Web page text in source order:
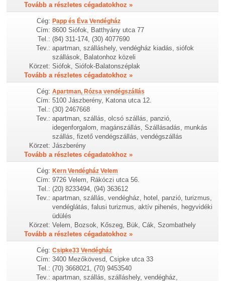
Tovább a részletes cégadatokhoz »
Cég: Papp és Éva Vendégház
Cím: 8600 Siófok, Batthyány utca 77
Tel.: (84) 311-174, (30) 4077690
Tev.: apartman, szálláshely, vendégház kiadás, siófok
szállások, Balatonhoz közeli
Körzet: Siófok, Siófok-Balatonszéplak
Tovább a részletes cégadatokhoz »
Cég: Apartman, Rózsa vendégszállás
Cím: 5100 Jászberény, Katona utca 12.
Tel.: (30) 2467668
Tev.: apartman, szállás, olcsó szállás, panzió,
idegenforgalom, magánszállás, Szállásadás, munkás
szállás, fizető vendégszállás, vendégszállás
Körzet: Jászberény
Tovább a részletes cégadatokhoz »
Cég: Kern Vendégház Velem
Cím: 9726 Velem, Rákóczi utca 56.
Tel.: (20) 8233494, (94) 363612
Tev.: apartman, szállás, vendégház, hotel, panzió, turizmus,
vendéglátás, falusi turizmus, aktív pihenés, hegyvidéki
üdülés
Körzet: Velem, Bozsok, Kőszeg, Bük, Cák, Szombathely
Tovább a részletes cégadatokhoz »
Cég: Csipke33 Vendégház
Cím: 3400 Mezőkövesd, Csipke utca 33
Tel.: (70) 3668021, (70) 9453540
Tev.: apartman, szállás, szálláshely, vendégház,